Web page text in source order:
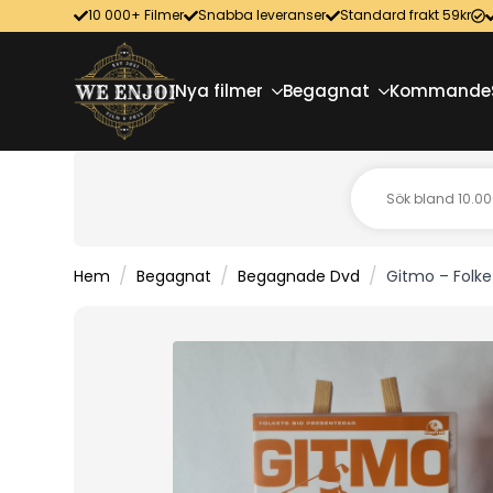
10 000+ Filmer Snabba leveranser Standard frakt 59kr
Nya filmer Begagnat Kommande
Hem Begagnat Begagnade Dvd Gitmo –